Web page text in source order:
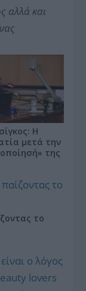
αλλά και
Η
μετά την
της
το